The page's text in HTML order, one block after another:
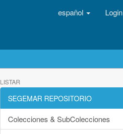
español Login
LISTAR
SEGEMAR REPOSITORIO
Colecciones & SubColecciones